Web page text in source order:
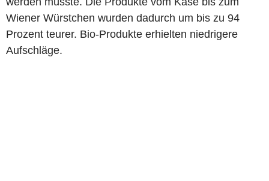
Wiener Würstchen wurden dadurch um bis zu 94
Prozent teurer. Bio-Produkte erhielten niedrigere
Aufschläge.